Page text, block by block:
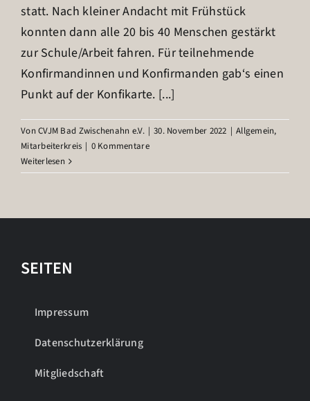
statt. Nach kleiner Andacht mit Frühstück
konnten dann alle 20 bis 40 Menschen gestärkt
zur Schule/Arbeit fahren. Für teilnehmende
Konfirmandinnen und Konfirmanden gab‘s einen
Punkt auf der Konfikarte. [...]
VonCVJM Bad Zwischenahn e.V. | 30. November 2022 | Allgemein,
Mitarbeiterkreis | 0 Kommentare
Weiterlesen
SEITEN
Impressum
Datenschutzerklärung
Mitgliedschaft